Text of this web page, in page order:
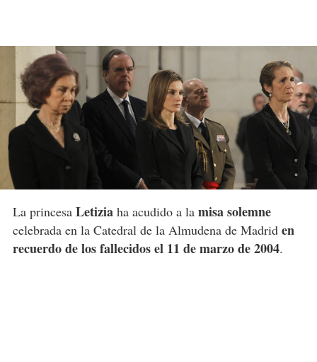
La princesa Letiziaha acudido a la misa solemne
celebrada en la Catedral de la Almudena de Madrid en
recuerdo de los fallecidos el 11 de marzo de 2004.